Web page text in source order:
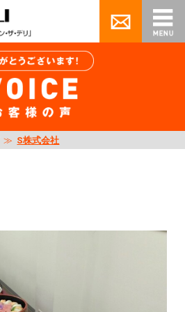
≫ S株式会社